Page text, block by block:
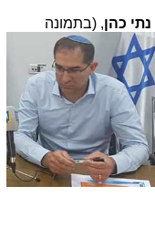
נתי כהן, (בתמונה